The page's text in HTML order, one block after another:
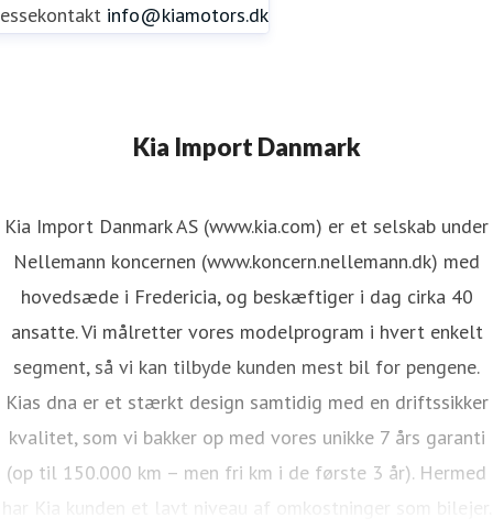
info@kiamotors.dk
Kia Import Danmark
Kia Import Danmark AS (www.kia.com) er et selskab under
Nellemann koncernen (www.koncern.nellemann.dk) med
hovedsæde i Fredericia, og beskæftiger i dag cirka 40
ansatte. Vi målretter vores modelprogram i hvert enkelt
segment, så vi kan tilbyde kunden mest bil for pengene.
Kias dna er et stærkt design samtidig med en driftssikker
kvalitet, som vi bakker op med vores unikke 7 års garanti
(op til 150.000 km – men fri km i de første 3 år). Hermed
har Kia kunden et lavt niveau af omkostninger som bilejer.